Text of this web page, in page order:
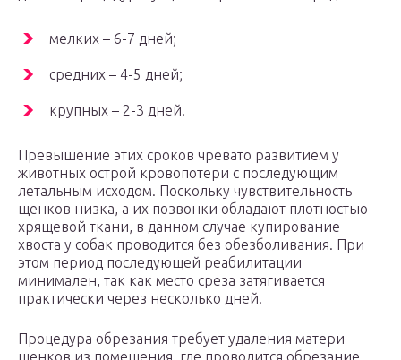
мелких – 6-7 дней;
средних – 4-5 дней;
крупных – 2-3 дней.
Превышение этих сроков чревато развитием у
животных острой кровопотери с последующим
летальным исходом. Поскольку чувствительность
щенков низка, а их позвонки обладают плотностью
хрящевой ткани, в данном случае купирование
хвоста у собак проводится без обезболивания. При
этом период последующей реабилитации
минимален, так как место среза затягивается
практически через несколько дней.
Процедура обрезания требует удаления матери
щенков из помещения, где проводится обрезание,